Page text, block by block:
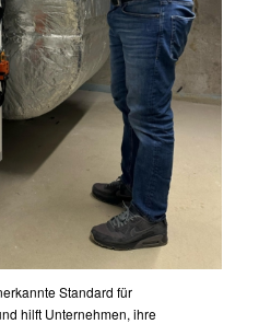
Standard für
hilft Unternehmen, ihre